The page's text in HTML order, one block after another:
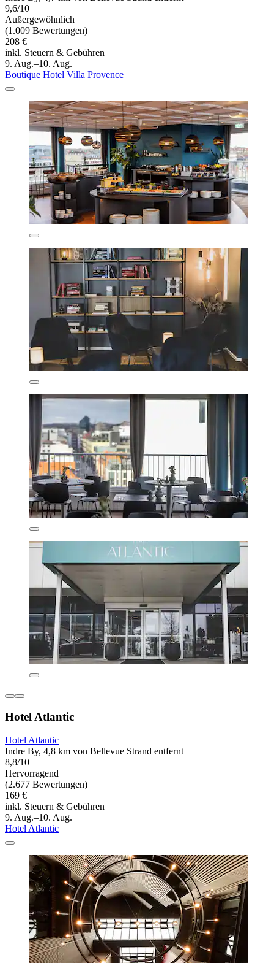
9,6/10
Außergewöhnlich
(1.009 Bewertungen)
208 €
inkl. Steuern & Gebühren
9. Aug.–10. Aug.
Boutique Hotel Villa Provence
Hotel Atlantic
Hotel Atlantic
Indre By, 4,8 km von Bellevue Strand entfernt
8,8/10
Hervorragend
(2.677 Bewertungen)
169 €
inkl. Steuern & Gebühren
9. Aug.–10. Aug.
Hotel Atlantic